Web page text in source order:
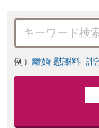
例） 離婚 慰謝料 誹